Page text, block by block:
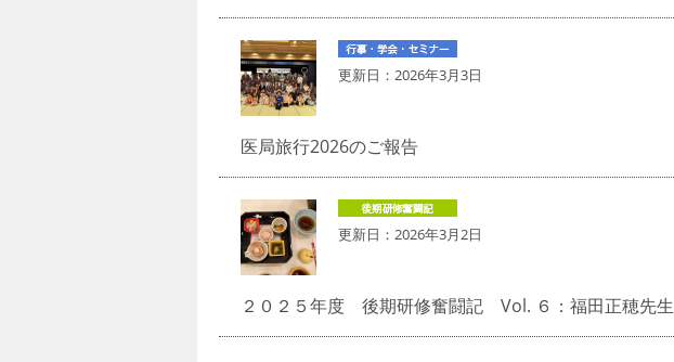
更新日： 2026年3月3日
医局旅行2026のご報告
更新日： 2026年3月2日
２０２５年度 後期研修奮闘記 Vol. ６：福田正穂先生